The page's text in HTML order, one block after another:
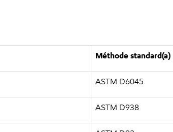
Méthode standard(a)
ASTM D6045
ASTM D938